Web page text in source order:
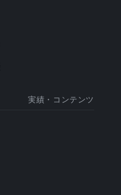
実績・コンテンツ